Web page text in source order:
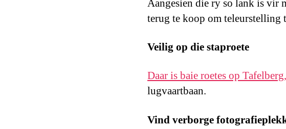
Aangesien die ry so lank is vir
terug te koop om teleurstelling
Veilig op die staproete
Daar is baie roetes op
lugvaartbaan.
Vind verborge